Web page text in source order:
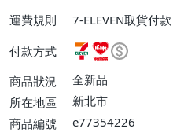
運費規則
7-ELEVEN取貨付
$1000免運費】、
費$60、消費滿
【單件運費$60、
付款方式
商品狀況
全新品
所在地區
新北市
商品編號
e77354226